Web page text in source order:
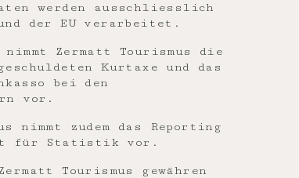
werden ausschliesslich
der EU verarbeitet.
Zermatt Tourismus die
Kurtaxe und das
bei den
vor.
nimmt zudem das Reporting
für Statistik vor.
Tourismus gewähren